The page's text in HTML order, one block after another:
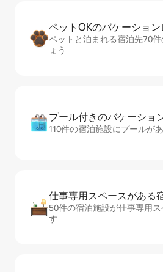
ペットOKのバ⁠ケ⁠ー⁠シ⁠ョ⁠
ペットと泊まれる宿泊先70
ょう
プール付きのバ⁠ケ⁠ー⁠シ⁠ョ⁠
110件の宿泊施設にプールが
仕事専用ス⁠ペ⁠ー⁠スがあ⁠る
50件の宿泊施設が仕事専用
す